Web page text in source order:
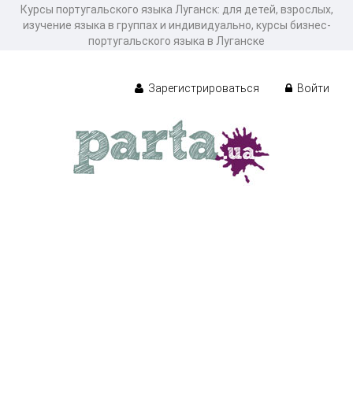
Курсы португальского языка Луганск: для детей, взрослых,
изучение языка в группах и индивидуально, курсы бизнес-
португальского языка в Луганске
Зарегистрироваться Войти